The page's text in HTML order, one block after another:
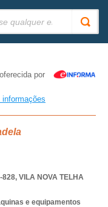
por
informações
828, VILA NOVA TELHA
e equipamentos